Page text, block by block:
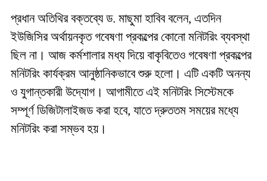
প্রধান অতিথির বক্তব্যে ড. মাছুমা হাবিব বলেন, এতদিন
ইউজিসির অর্থায়নকৃত গবেষণা প্রকল্পের কোনো মনিটরিং ব্যবস্থা
ছিল না। আজ কর্মশালার মধ্য দিয়ে বাকৃবিতেও গবেষণা প্রকল্পের
মনিটরিং কার্যক্রম আনুষ্ঠানিকভাবে শুরু হলো। এটি একটি অনন্য
ও যুগান্তকারী উদ্যোগ। আগামীতে এই মনিটরিং সিস্টেমকে
সম্পূর্ণ ডিজিটালাইজড করা হবে, যাতে দ্রুততম সময়ের মধ্যে
মনিটরিং করা সম্ভব হয়।